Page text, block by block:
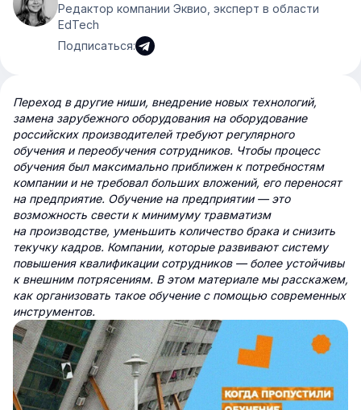
Редактор компании Эквио, эксперт в области
EdTech
Подписаться:
Переход в другие ниши, внедрение новых технологий,
замена зарубежного оборудования на оборудование
российских производителей требуют регулярного
обучения и переобучения сотрудников. Чтобы процесс
обучения был максимально приближен к потребностям
компании и не требовал больших вложений, его переносят
на предприятие. Обучение на предприятии — это
возможность свести к минимуму травматизм
на производстве, уменьшить количество брака и снизить
текучку кадров. Компании, которые развивают систему
повышения квалификации сотрудников — более устойчивы
к внешним потрясениям. В этом материале мы расскажем,
как организовать такое обучение с помощью современных
инструментов.